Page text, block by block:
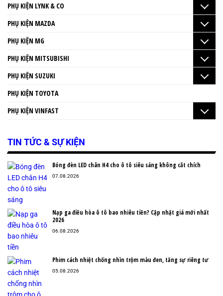
PHỤ KIỆN LYNK & CO
PHỤ KIỆN MAZDA
PHỤ KIỆN MG
PHỤ KIỆN MITSUBISHI
PHỤ KIỆN SUZUKI
PHỤ KIỆN TOYOTA
PHỤ KIỆN VINFAST
TIN TỨC & SỰ KIỆN
Bóng đèn LED chân H4 cho ô tô siêu sáng không cắt chích
07.08.2026
Nạp ga điều hòa ô tô bao nhiêu tiền? Cập nhật giá mới nhất
2026
06.08.2026
Phim cách nhiệt chống nhìn trộm màu đen, tăng sự riêng tư
05.08.2026